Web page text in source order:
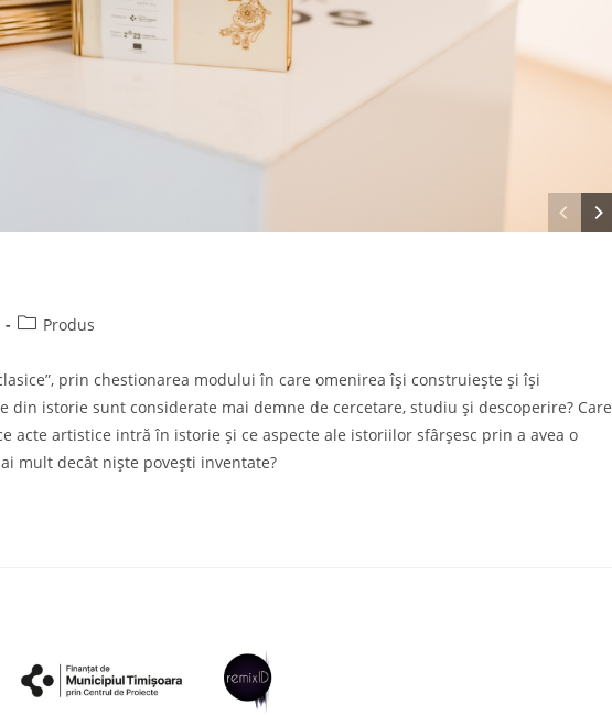
Produs
prin chestionarea modului în care omenirea își construiește și își
istorie sunt considerate mai demne de cercetare, studiu și descoperire? Care
acte artistice intră în istorie și ce aspecte ale istoriilor sfârșesc prin a avea o
mult decât niște povești inventate?